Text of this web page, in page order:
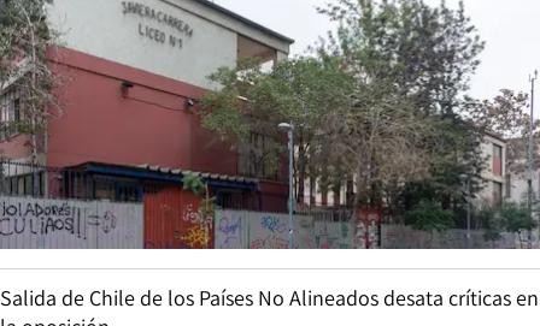
Salida de Chile de los Países No Alineados desata críticas en